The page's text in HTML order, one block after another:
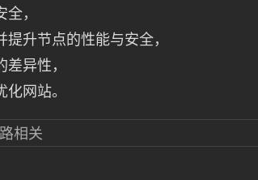
，
升节点的性能与安全，
异性，
网站。
相关